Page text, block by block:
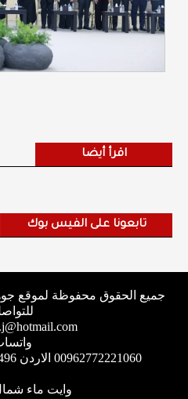
اقرأ أيضا
تابعونا على الفيس بوك
جميع الحقوق محفوظة لموقع
00962772221060 الاردن 00971505665496 الامارات
وايت ماء